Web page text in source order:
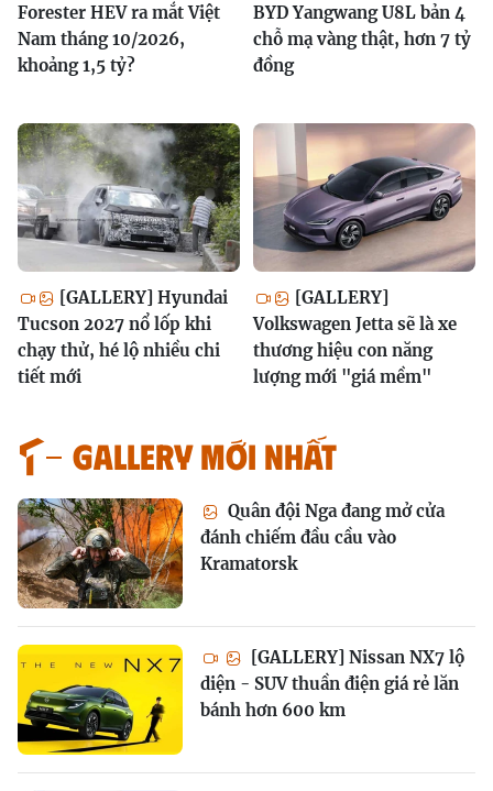
Forester HEV ra mắt Việt
Nam tháng 10/2026,
khoảng 1,5 tỷ?
BYD Yangwang U8L bản 4
chỗ mạ vàng thật, hơn 7 tỷ
đồng
[GALLERY] Hyundai
Tucson 2027 nổ lốp khi
chạy thử, hé lộ nhiều chi
tiết mới
[GALLERY]
Volkswagen Jetta sẽ là xe
thương hiệu con năng
lượng mới "giá mềm"
GALLERY MỚI NHẤT
Quân đội Nga đang mở cửa
đánh chiếm đầu cầu vào
Kramatorsk
[GALLERY] Nissan NX7 lộ
diện - SUV thuần điện giá rẻ lăn
bánh hơn 600 km